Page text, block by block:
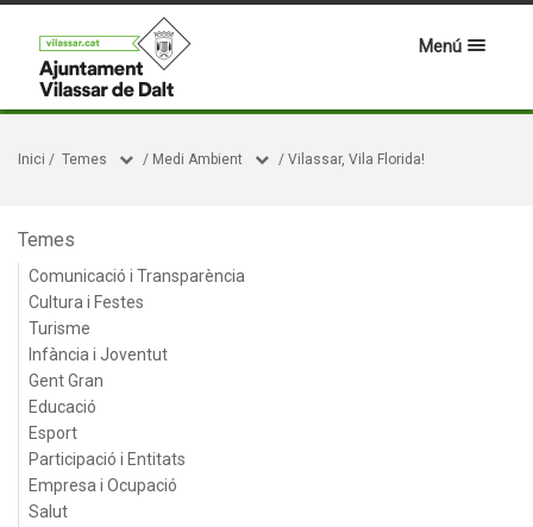
Menú
Inici / Temes / Medi Ambient / Vilassar, Vila Florida!
Temes
Comunicació i Transparència
Cultura i Festes
Turisme
Infància i Joventut
Gent Gran
Educació
Esport
Participació i Entitats
Empresa i Ocupació
Salut